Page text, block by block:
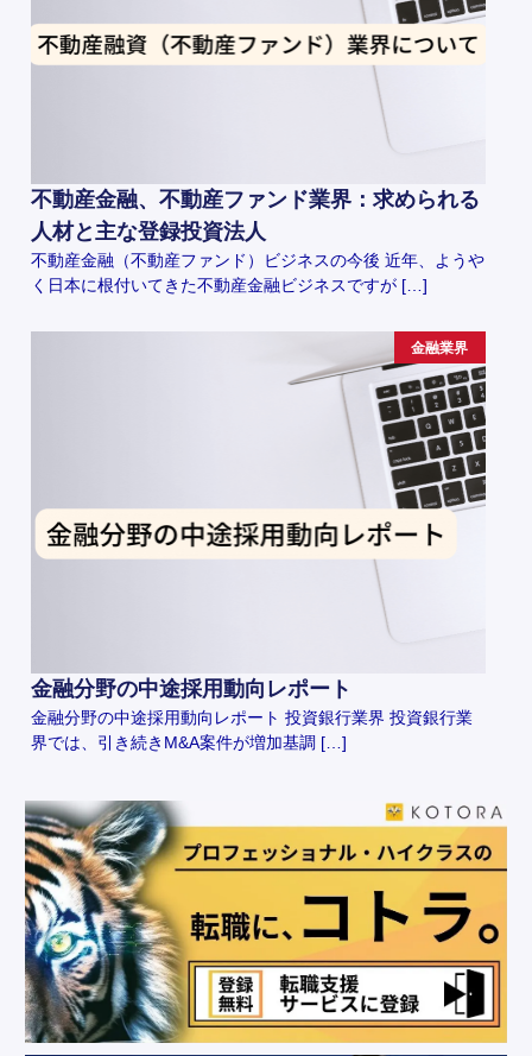
不動産金融、不動産ファンド業界：求められる
人材と主な登録投資法人
不動産金融（不動産ファンド）ビジネスの今後 近年、ようや
く日本に根付いてきた不動産金融ビジネスですが […]
金融業界
金融分野の中途採用動向レポート
金融分野の中途採用動向レポート 投資銀行業界 投資銀行業
界では、引き続きM&A案件が増加基調 […]